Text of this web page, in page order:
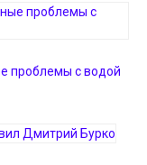
проблемы с водой